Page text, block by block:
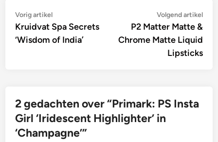
Bericht
navigatie
Vorig artikelVorig
artikel:
Kruidvat Spa Secrets
‘Wisdom of India’
Volgend artikel
P2 Matter Matte &
Chrome Matte Liquid
Lipsticks
2 gedachten over “Primark: PS Insta
Girl ‘Iridescent Highlighter’ in
‘Champagne’”